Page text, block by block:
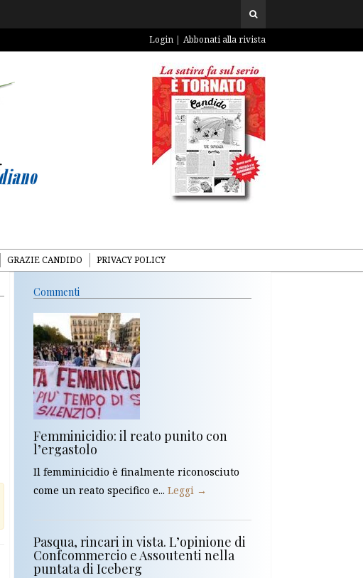
Login Abbonati alla rivista
GRAZIE CANDIDO PRIVACY POLICY
Commenti
Femminicidio: il reato punito con
l’ergastolo
Il femminicidio è finalmente riconosciuto
come un reato specifico e... Leggi →
Pasqua, rincari in vista. L’opinione di
Confcommercio e Assoutenti nella
puntata di Iceberg